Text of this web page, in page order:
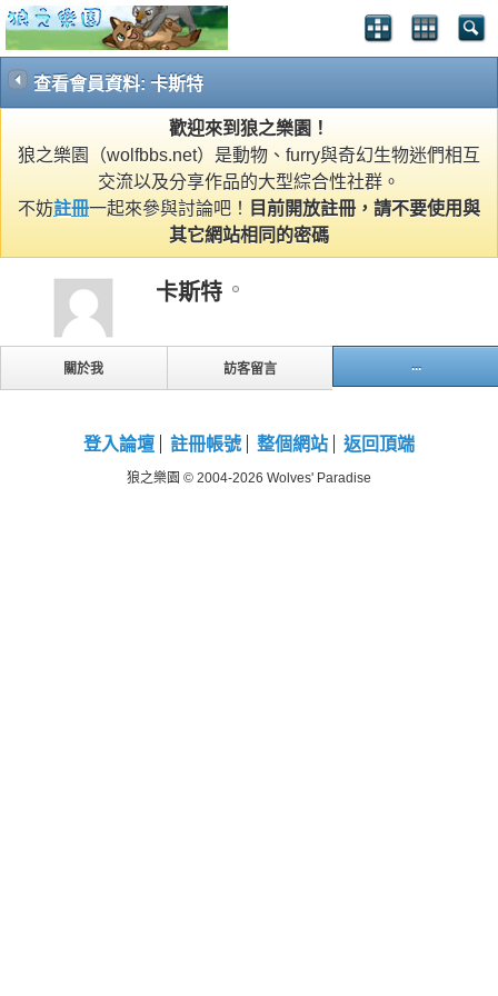
查看會員資料: 卡斯特
歡迎來到狼之樂園！
狼之樂園（wolfbbs.net）是動物、furry與奇幻生物迷們相互
交流以及分享作品的大型綜合性社群。
不妨註冊一起來參與討論吧！
目前開放註冊，請不要使用與
其它網站相同的密碼
卡斯特
關於我 訪客留言 ...
登入論壇 註冊帳號 整個網站 返回頂端
狼之樂園 © 2004-2026 Wolves' Paradise